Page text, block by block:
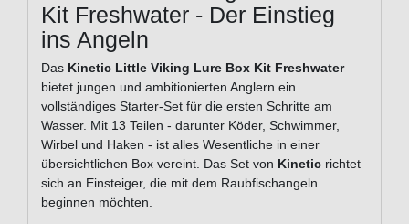
Kit Freshwater - Der Einstieg
ins Angeln
Das Kinetic Little Viking Lure Box Kit Freshwater
bietet jungen und ambitionierten Anglern ein
vollständiges Starter-Set für die ersten Schritte am
Wasser. Mit 13 Teilen - darunter Köder, Schwimmer,
Wirbel und Haken - ist alles Wesentliche in einer
übersichtlichen Box vereint. Das Set von Kinetic richtet
sich an Einsteiger, die mit dem Raubfischangeln
beginnen möchten.